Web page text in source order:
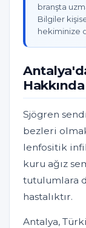
branşta
Bilgiler
hekiminize
Hakkında
Sjögren
bezleri
lenfositik
kuru ağız
tutulumlara
hastalıktır.
Antalya,